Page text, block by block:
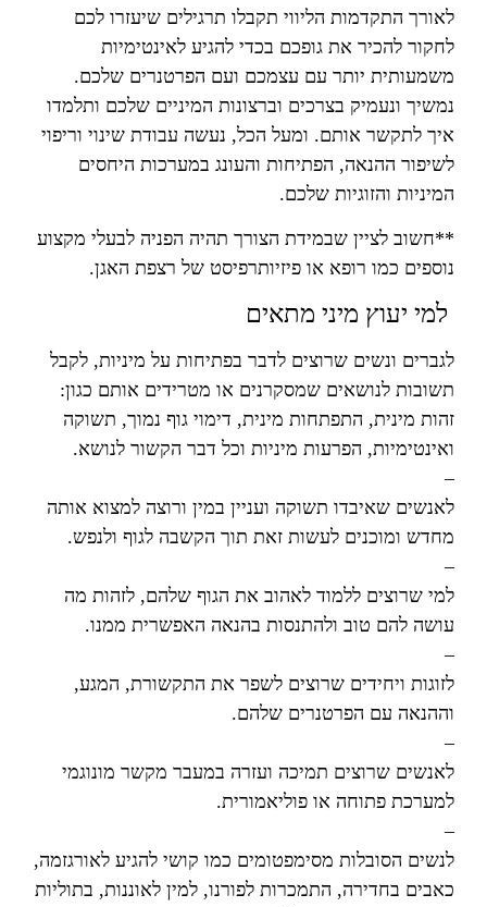
לאורך התקדמות הליווי תקבלו תרגילים שיעזרו לכם
לחקור להכיר את גופכם בכדי להגיע לאינטימיות
משמעותית יותר עם עצמכם ועם הפרטנרים שלכם.
נמשיך ונעמיק בצרכים וברצונות המיניים שלכם ותלמדו
איך לתקשר אותם. ומעל הכל, נעשה עבודת שינוי וריפוי
לשיפור ההנאה, הפתיחות והעונג במערכות היחסים
המיניות והזוגיות שלכם.
**חשוב לציין שבמידת הצורך תהיה הפניה לבעלי מקצוע
נוספים כמו רופא או פיזיותרפיסט של רצפת האגן.
למי יעוץ מיני מתאים
לגברים ונשים שרוצים לדבר בפתיחות על מיניות, לקבל
תשובות לנושאים שמסקרנים או מטרידים אותם כגון:
זהות מינית, התפתחות מינית, דימוי גוף נמוך, תשוקה
ואינטימיות, הפרעות מיניות וכל דבר הקשור לנושא.
–
לאנשים שאיבדו תשוקה ועניין במין ורוצה למצוא אותה
מחדש ומוכנים לעשות זאת תוך הקשבה לגוף ולנפש.
–
למי שרוצים ללמוד לאהוב את הגוף שלהם, לזהות מה
עושה להם טוב ולהתנסות בהנאה האפשרית ממנו.
–
לזוגות ויחידים שרוצים לשפר את התקשורת, המגע,
וההנאה עם הפרטנרים שלהם.
–
לאנשים שרוצים תמיכה ועזרה במעבר מקשר מונוגמי
למערכת פתוחה או פוליאמורית.
–
לנשים הסובלות מסימפטומים כמו קושי להגיע לאורגזמה,
כאבים בחדירה, התמכרות לפורנו, למין לאוננות, בתוליות